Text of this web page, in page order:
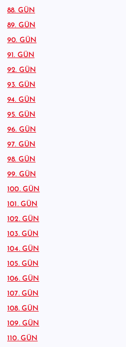
88. GÜN
89. GÜN
90. GÜN
91. GÜN
92. GÜN
93. GÜN
94. GÜN
95. GÜN
96. GÜN
97. GÜN
98. GÜN
99. GÜN
100. GÜN
101. GÜN
102. GÜN
103. GÜN
104. GÜN
105. GÜN
106. GÜN
107. GÜN
108. GÜN
109. GÜN
110. GÜN